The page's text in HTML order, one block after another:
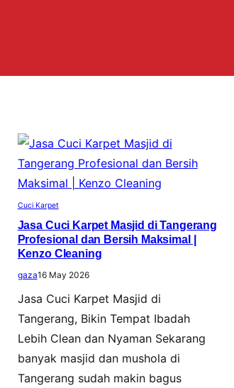
Cuci Karpet
Jasa Cuci Karpet Masjid di Tangerang
Profesional dan Bersih Maksimal |
Kenzo Cleaning
gaza16 May 2026
Jasa Cuci Karpet Masjid di
Tangerang, Bikin Tempat Ibadah
Lebih Clean dan Nyaman Sekarang
banyak masjid dan mushola di
Tangerang sudah makin bagus